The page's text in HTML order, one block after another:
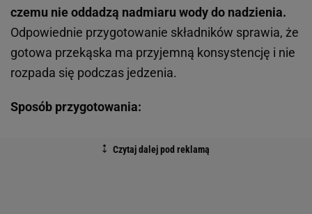
czemu nie oddadzą nadmiaru wody do nadzienia.
Odpowiednie przygotowanie składników sprawia, że
gotowa przekąska ma przyjemną konsystencję i nie
rozpada się podczas jedzenia.
Sposób przygotowania: